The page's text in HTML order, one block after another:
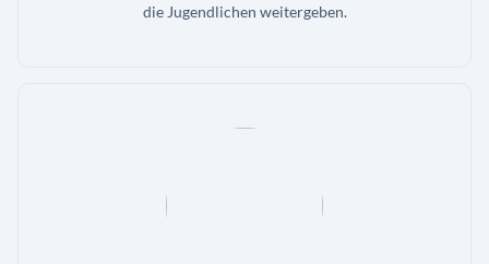
die Jugendlichen weitergeben.